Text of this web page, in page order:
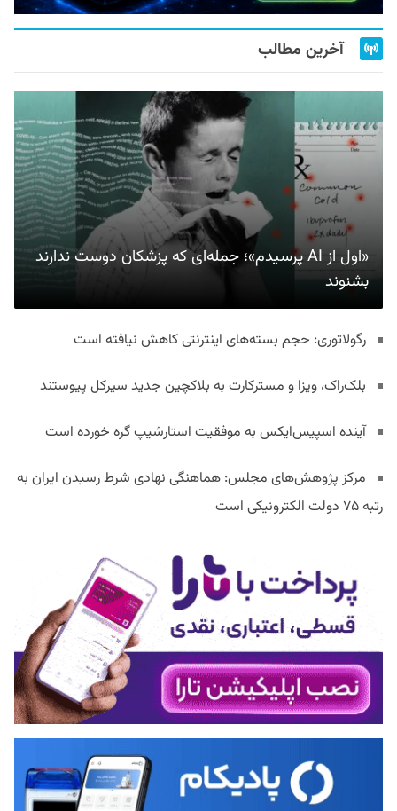
آخرین مطالب
«اول از AI پرسیدم»؛ جمله‌ای که پزشکان دوست ندارند
بشنوند
رگولاتوری: حجم بسته‌های اینترنتی کاهش نیافته است
بلک‌راک، ویزا و مسترکارت به بلاکچین جدید سیرکل پیوستند
آینده اسپیس‌ایکس به موفقیت استارشیپ گره خورده است
مرکز پژوهش‌های مجلس: هماهنگی نهادی شرط رسیدن ایران به
رتبه ۷۵ دولت الکترونیکی است